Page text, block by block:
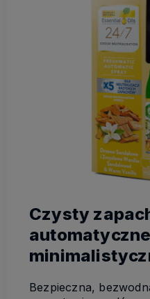
Czysty
Bezpieczna,